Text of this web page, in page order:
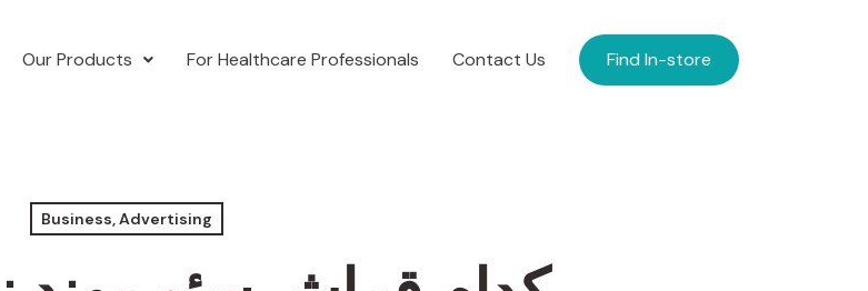
Our Products For Healthcare Professionals Contact Us Find In-store
Business, Advertising